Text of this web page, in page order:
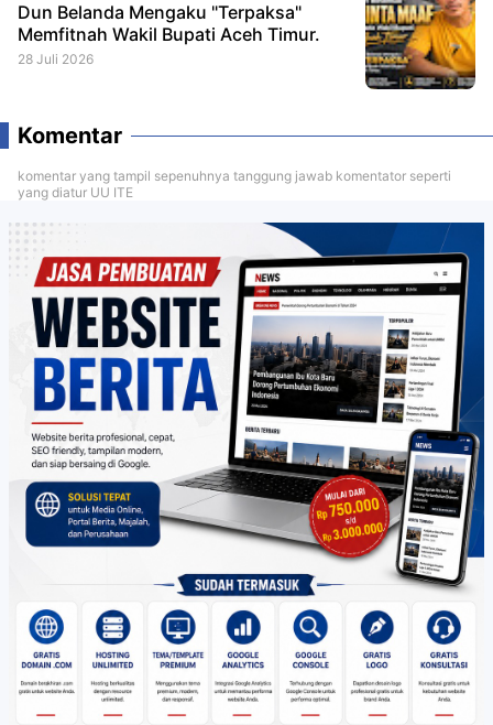
Dun Belanda Mengaku "Terpaksa"
Memfitnah Wakil Bupati Aceh Timur.
28 Juli 2026
Komentar
komentar yang tampil sepenuhnya tanggung jawab komentator seperti
yang diatur UU ITE